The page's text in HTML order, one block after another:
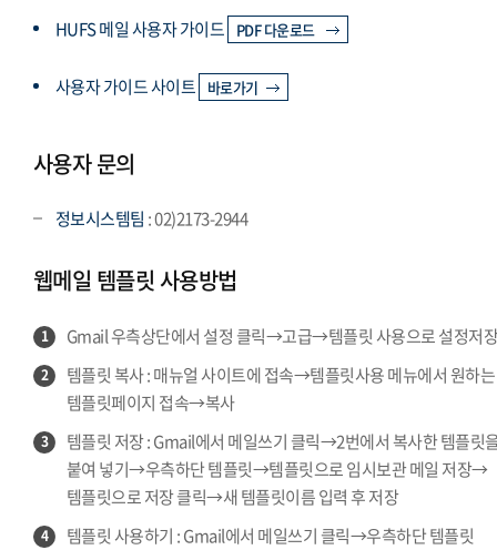
HUFS 메일 사용자 가이드 PDF 다운로드
사용자 가이드 사이트 바로가기
사용자 문의
정보시스템팀 : 02)2173-2944
웹메일 템플릿 사용방법
1 Gmail 우측상단에서 설정 클릭→고급→템플릿 사용으로 설정저
2
템플릿 복사 : 매뉴얼 사이트에 접속→템플릿사용 메뉴에서 원하는
템플릿페이지 접속→복사
3
템플릿 저장 : Gmail에서 메일쓰기 클릭→2번에서 복사한 템플릿
붙여 넣기→우측하단 템플릿→템플릿으로 임시보관 메일 저장→
템플릿으로 저장 클릭→새 템플릿이름 입력 후 저장
4
템플릿 사용하기 : Gmail에서 메일쓰기 클릭→우측하단 템플릿